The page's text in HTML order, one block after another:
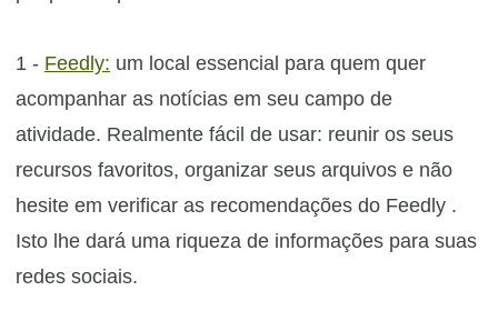
1 - Feedly: um local essencial para quem quer
acompanhar as notícias em seu campo de
atividade. Realmente fácil de usar: reunir os seus
recursos favoritos, organizar seus arquivos e não
hesite em verificar as recomendações do Feedly .
Isto lhe dará uma riqueza de informações para suas
redes sociais.